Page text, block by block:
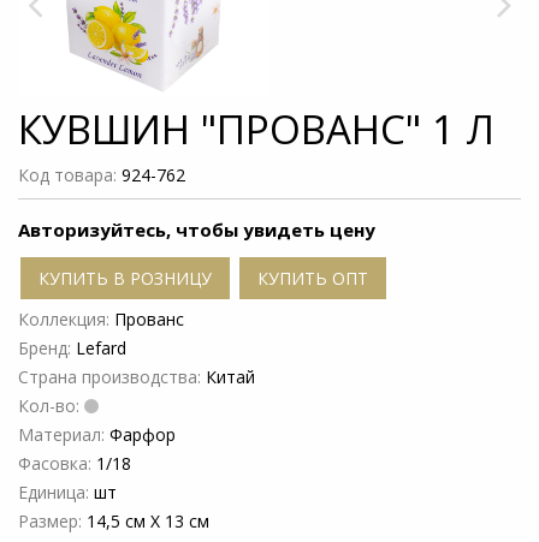
КУВШИН "ПРОВАНС" 1 Л
Код товара: 924-762
Авторизуйтесь, чтобы увидеть цену
КУПИТЬ В РОЗНИЦУ
КУПИТЬ ОПТ
Коллекция: Прованс
Бренд: Lefard
Страна производства: Китай
Кол-во:
Материал: Фарфор
Фасовка: 1/18
Единица: шт
Размер: 14,5 см Х 13 см